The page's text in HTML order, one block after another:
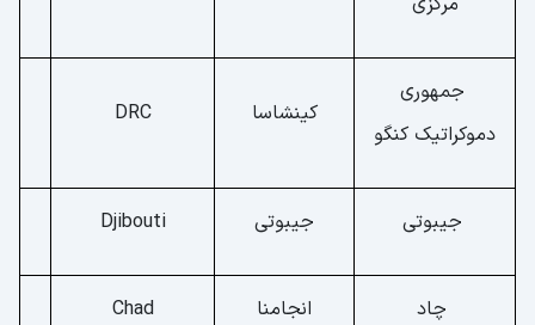
جمهوری
دموکراتیک کنگو
کینشاسا DRC
جیبوتی جیبوتی Djibouti
چاد انجامنا Chad